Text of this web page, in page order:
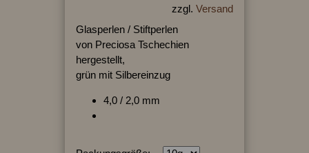
zzgl. Versand
Glasperlen / Stiftperlen
von Preciosa Tschechien
hergestellt,
grün mit Silbereinzug
4,0 / 2,0 mm